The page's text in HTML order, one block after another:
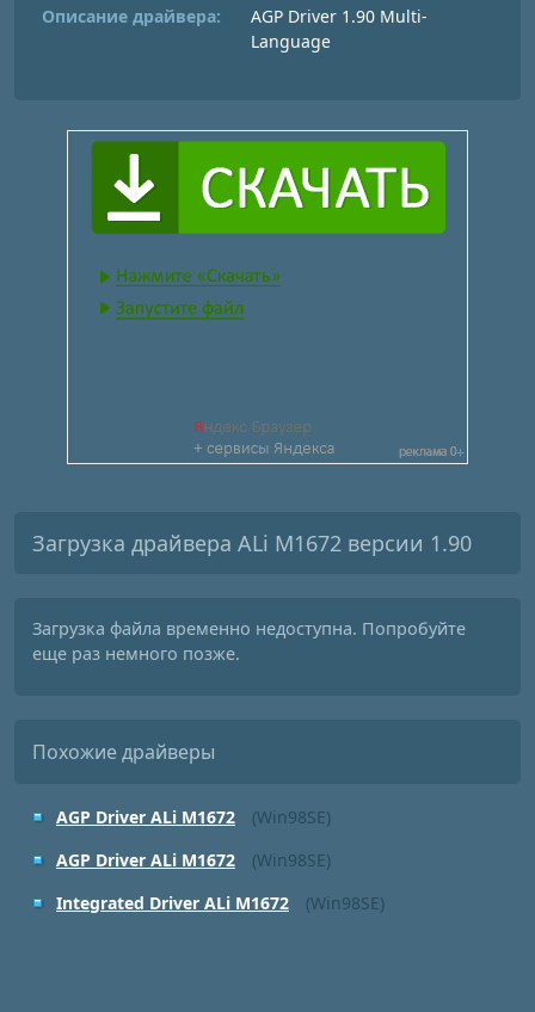
Описание драйвера:
AGP Driver 1.90 Multi-
Language
Загрузка драйвера ALi M1672 версии 1.90
Загрузка файла временно недоступна. Попробуйте
еще раз немного позже.
Похожие драйверы
AGP Driver ALi M1672
(Win98SE)
AGP Driver ALi M1672
(Win98SE)
Integrated Driver ALi M1672
(Win98SE)